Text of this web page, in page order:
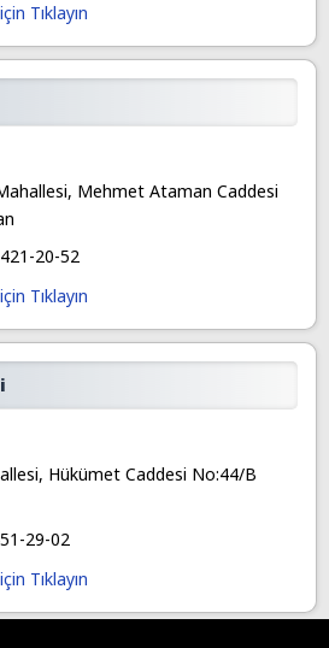
Tıklayın
Mehmet Ataman Caddesi
20-52
Tıklayın
Hükümet Caddesi No:44/B
29-02
Tıklayın